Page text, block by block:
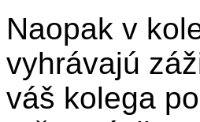
Naopak v
vyhrávajú
váš kolega